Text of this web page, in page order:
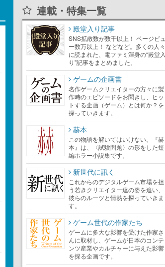
連載・特集一覧
殿堂入り記事
SNS拡散数が数千以上！ ページビュ
ー数万以上！ などなど。多くの人々
に読まれた、電ファミ渾身の“殿堂入
り”記事をまとめました。
ゲームの企画書
名作ゲームクリエイターの方々に製
作時のエピソードをお聞きし、ヒッ
トする企画（ゲーム）とは何か？を
探っていきます。
赫本
この物語を解いてはいけない。『赫
本』は、〈試験問題〉の形をした短
編ホラー小説集です。
新世代に訊く
これからのデジタルゲーム市場を担
う若きクリエイター達の姿を追い、
彼らのルーツと情熱を探っていきま
す。
ゲーム世代の作家たち
ゲームに多大な影響を受けた作家さ
んに取材し、ゲームが日本のコンテ
ンツ産業やカルチャーに与えた影響
を探る企画です。